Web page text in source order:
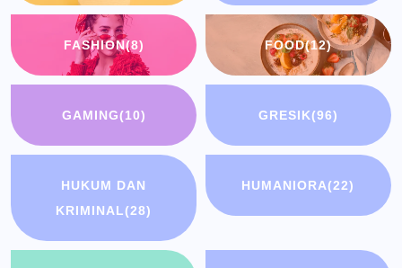
FASHION(8) FOOD(12)
GAMING(10) GRESIK(96)
HUKUM DAN
KRIMINAL(28)
HUMANIORA(22)